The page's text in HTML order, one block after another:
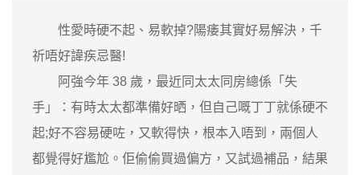
性愛時硬不起、易軟掉?陽痿其實好易解決，千
祈唔好諱疾忌醫!
阿強今年 38 歲，最近同太太同房總係「失
手」：有時太太都準備好晒，但自己嘅丁丁就係硬不
起;好不容易硬咗，又軟得快，根本入唔到，兩個人
都覺得好尷尬。佢偷偷買過偏方，又試過補品，結果